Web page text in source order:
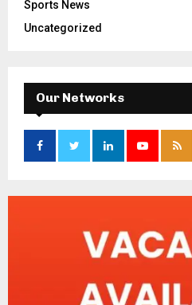
Sports News
Uncategorized
Our Networks